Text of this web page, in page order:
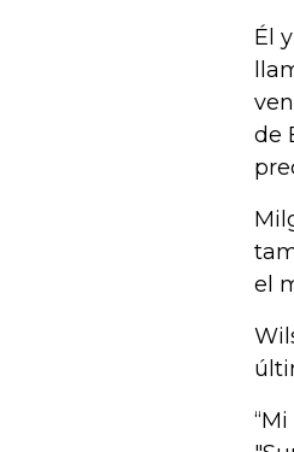
Él
de
el